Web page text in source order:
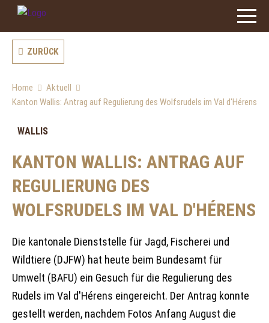
ZURÜCK
Home
Aktuell
Kanton Wallis: Antrag auf Regulierung des Wolfsrudels im Val d'Hérens
WALLIS
KANTON WALLIS: ANTRAG AUF
REGULIERUNG DES
WOLFSRUDELS IM VAL D'HÉRENS
Die kantonale Dienststelle für Jagd, Fischerei und
Wildtiere (DJFW) hat heute beim Bundesamt für
Umwelt (BAFU) ein Gesuch für die Regulierung des
Rudels im Val d'Hérens eingereicht. Der Antrag konnte
gestellt werden, nachdem Fotos Anfang August die